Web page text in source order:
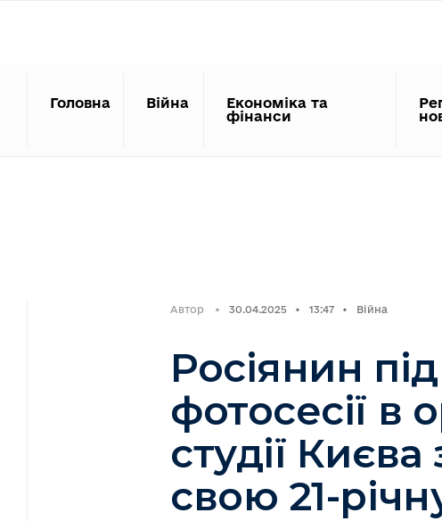
Головна Війна
Економіка та
фінанси
Автор • 30.04.2025 • 13:47 • Війна
Росіянин
фотосесії в
студії
свою 21-